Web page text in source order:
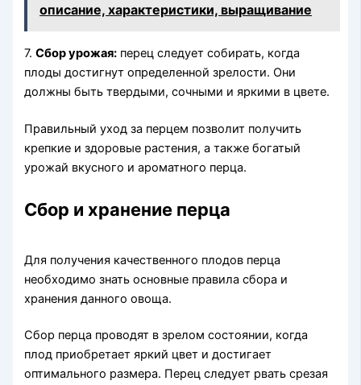
описание, характеристики, выращивание
7.Сбор урожая: перец следует собирать, когда
плоды достигнут определенной зрелости. Они
должны быть твердыми, сочными и яркими в цвете.
Правильный уход за перцем позволит получить
крепкие и здоровые растения, а также богатый
урожай вкусного и ароматного перца.
Сбор и хранение перца
Для получения качественного плодов перца
необходимо знать основные правила сбора и
хранения данного овоща.
Сбор перца проводят в зрелом состоянии, когда
плод приобретает яркий цвет и достигает
оптимального размера. Перец следует рвать срезая